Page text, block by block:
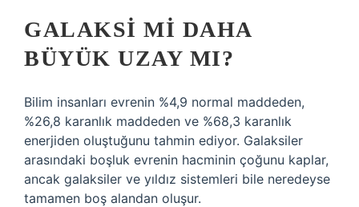
GALAKSI MI DAHA
BÜYÜK UZAY MI?
Bilim insanları evrenin %4,9 normal maddeden,
%26,8 karanlık maddeden ve %68,3 karanlık
enerjiden oluştuğunu tahmin ediyor. Galaksiler
arasındaki boşluk evrenin hacminin çoğunu kaplar,
ancak galaksiler ve yıldız sistemleri bile neredeyse
tamamen boş alandan oluşur.